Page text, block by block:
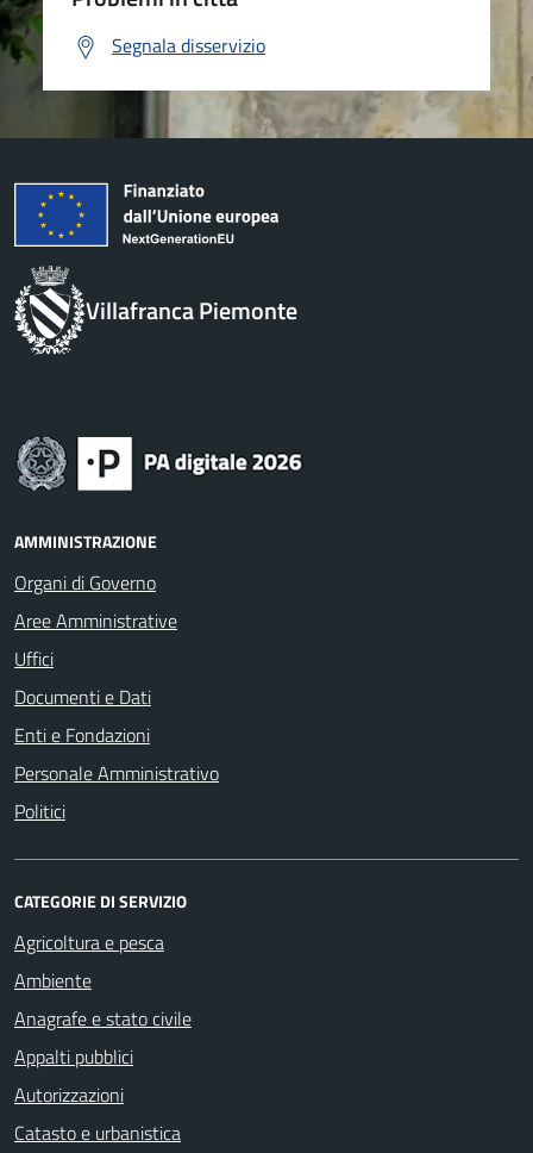
Segnala disservizio
Villafranca Piemonte
AMMINISTRAZIONE
Organi di Governo
Aree Amministrative
Uffici
Documenti e Dati
Enti e Fondazioni
Personale Amministrativo
Politici
CATEGORIE DI SERVIZIO
Agricoltura e pesca
Ambiente
Anagrafe e stato civile
Appalti pubblici
Autorizzazioni
Catasto e urbanistica